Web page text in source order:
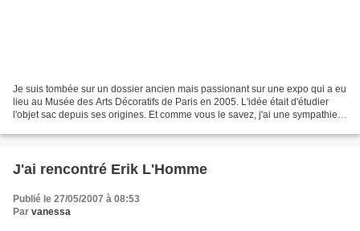
Je suis tombée sur un dossier ancien mais passionant sur une expo qui a eu
lieu au Musée des Arts Décoratifs de Paris en 2005. L'idée était d'étudier
l'objet sac depuis ses origines. Et comme vous le savez, j'ai une sympathie
J'ai rencontré Erik L'Homme
Publié le 27/05/2007 à 08:53
Par vanessa